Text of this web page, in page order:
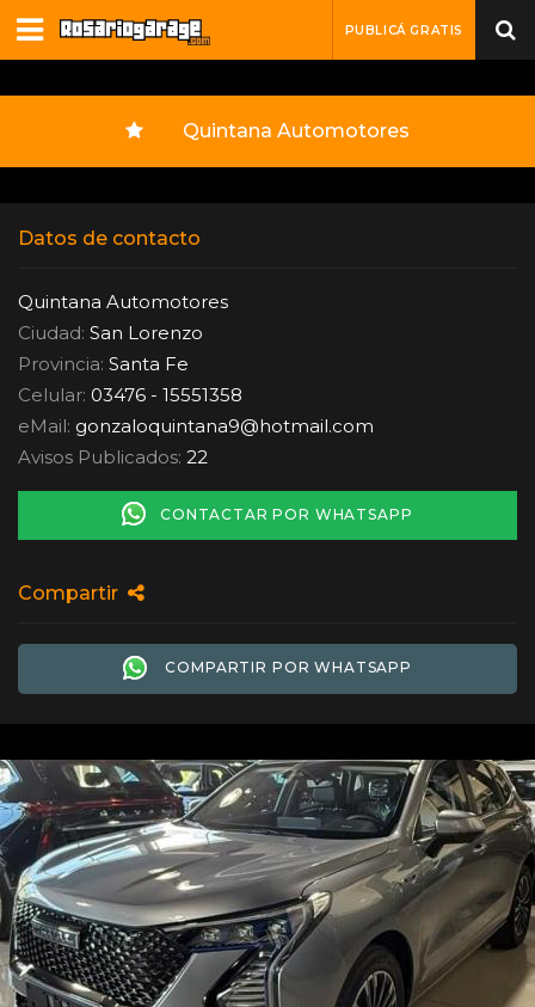
PUBLICÁ GRATIS
Quintana Automotores
Datos de contacto
Quintana Automotores
Ciudad: San Lorenzo
Provincia: Santa Fe
Celular: 03476 - 15551358
eMail: gonzaloquintana9@hotmail.com
Avisos Publicados: 22
CONTACTAR POR WHATSAPP
Compartir
COMPARTIR POR WHATSAPP